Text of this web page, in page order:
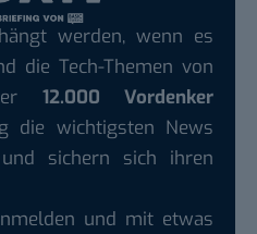
werden, wenn es
die Tech-Themen von
12.000 Vordenker
die wichtigsten News
sichern sich ihren
und mit etwas